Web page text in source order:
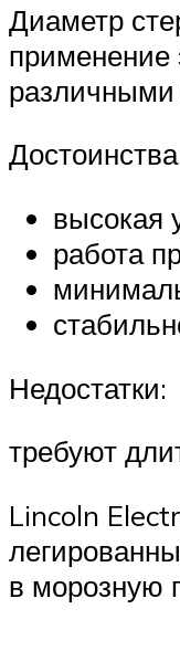
Диаметр
применение
различными
высокая
работа
Недостатки:
требуют
Lincoln
в морозную